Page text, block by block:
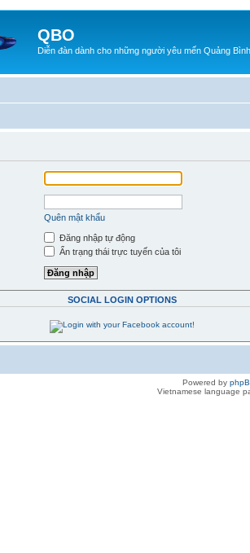
QBO
Diễn đàn dành cho những người yêu mến Quảng Bình
Quên mật khẩu
Đăng nhập tự động
Ẩn trạng thái trực tuyến của tôi
SOCIAL LOGIN OPTIONS
Powered by
Vietnamese language